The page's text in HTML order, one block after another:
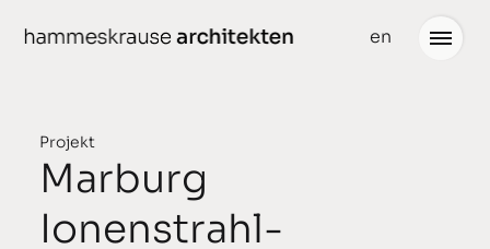
zum
en
Projekte
gedacht Büro
Projekt
Marburg
Ionenstrahl-